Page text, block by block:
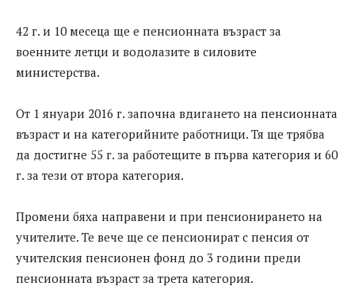
42 г. и 10 месеца ще е пенсионната възраст за
военните летци и водолазите в силовите
министерства.
От 1 януари 2016 г. започна вдигането на пенсионната
възраст и на категорийните работници. Тя ще трябва
да достигне 55 г. за работещите в първа категория и 60
г. за тези от втора категория.
Промени бяха направени и при пенсионирането на
учителите. Те вече ще се пенсионират с пенсия от
учителския пенсионен фонд до 3 години преди
пенсионната възраст за трета категория.